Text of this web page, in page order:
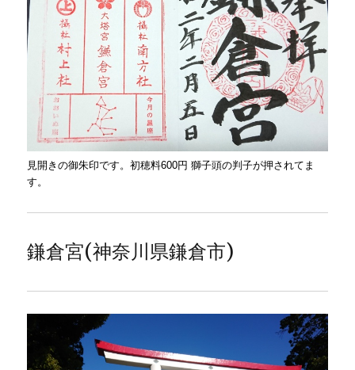
見開きの御朱印です。初穂料600円 獅子頭の判子が押されてま
す。
鎌倉宮(神奈川県鎌倉市)